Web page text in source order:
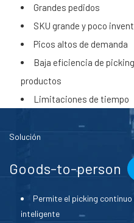
Grandes pedidos
SKU grande y poco
Picos altos de demanda
Baja eficiencia de
productos
Limitaciones de tiempo
Solución
Goods-to-person
Permite el picking
inteligente